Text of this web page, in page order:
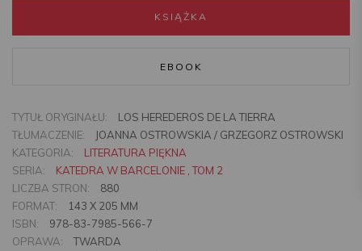
KSIĄŻKA
EBOOK
TYTUŁ ORYGINAŁU:
LOS HEREDEROS DE LA TIERRA
TŁUMACZENIE:
JOANNA OSTROWSKIA / GRZEGORZ OSTROWSKI
KATEGORIA:
LITERATURA PIĘKNA
SERIA:
KATEDRA W BARCELONIE , TOM 2
LICZBA STRON:
880
FORMAT:
143 X 205 MM
ISBN:
978-83-7985-566-7
OPRAWA:
TWARDA